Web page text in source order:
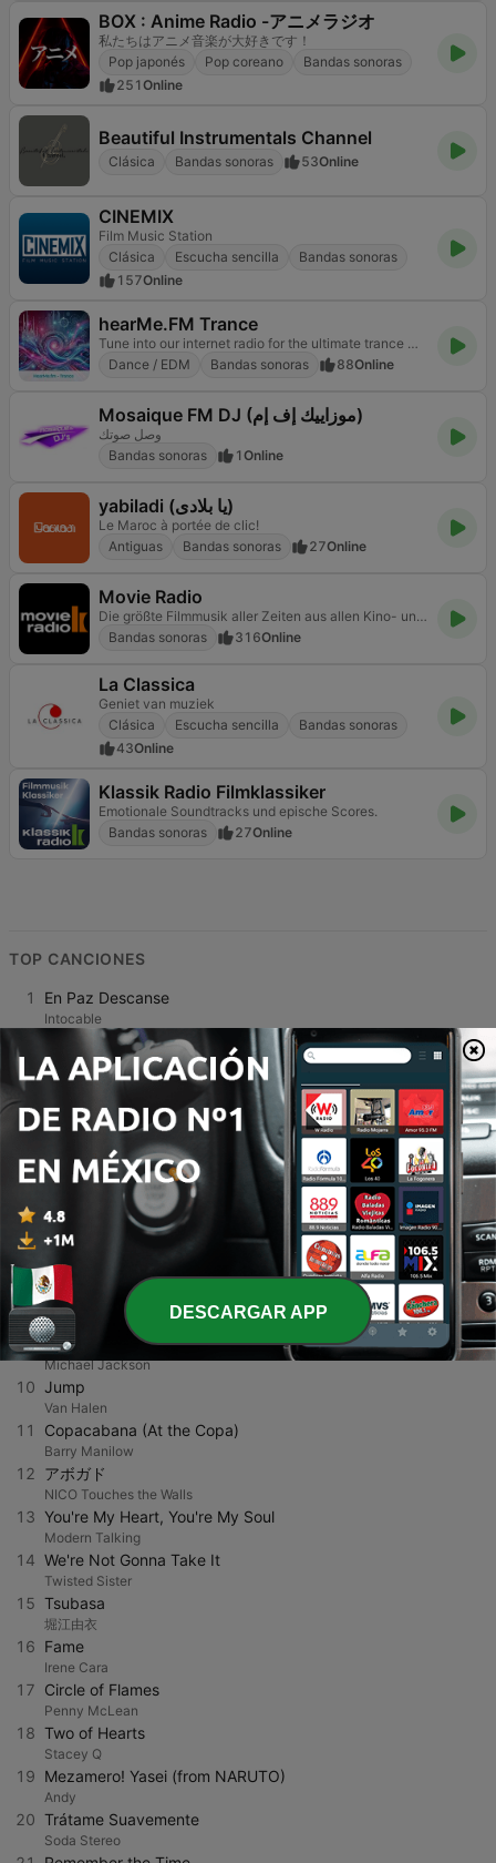
BOX : Anime Radio -アニメラジオ
私たちはアニメ音楽が大好きです！
Pop japonés
Pop coreano
Bandas sonoras
251 Online
Beautiful Instrumentals Channel
Clásica Bandas sonoras 53Online
CINEMIX
Film Music Station
Clásica
Escucha sencilla
Bandas sonoras
157Online
hearMe.FM Trance
Tune into our internet radio for the ultimate trance music experience
Dance / EDM
Bandas sonoras 88Online
Mosaique FM DJ (موزاييك إف إم)
وصل صوتك
Bandas sonoras
1 Online
yabiladi (يا بلادى)
Le Maroc à portée de clic!
Antiguas
Bandas sonoras 27Online
Movie Radio
Die größte Filmmusik aller Zeiten aus allen Kino- und Streaming Epochen.
Bandas sonoras
316Online
La Classica
Geniet van muziek
Clásica
Escucha sencilla
Bandas sonoras
43Online
Klassik Radio Filmklassiker
Emotionale Soundtracks und epische Scores.
Bandas sonoras
27Online
TOP CANCIONES
1 En Paz Descanse
Intocable
La Tienda de Regalos
Chalis O'neal
3 La Maquina del Tiempo
Hermanuskoning
4 Cruzando las galaxias
Los Marañones
5 Red
Mori Calliope / 森カリオペ
6 Take me to Heaven
AZKi
I Can't Help Myself (Sugar Pie, Honey Bunch)
Sugar Beats
8 Fantasy
Earth, Wind & Fire
9 Beat It
Michael Jackson
10 Jump
Van Halen
11 Copacabana (At the Copa)
Barry Manilow
12 アボガド
NICO Touches the Walls
13 You're My Heart, You're My Soul
Modern Talking
14 We're Not Gonna Take It
Twisted Sister
15 Tsubasa
堀江由衣
16 Fame
Irene Cara
17 Circle of Flames
Penny McLean
18 Two of Hearts
Stacey Q
19 Mezamero! Yasei (from NARUTO)
Andy
20 Trátame Suavemente
Soda Stereo
DESCARGAR APP